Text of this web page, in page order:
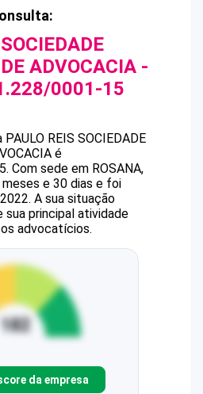
ADVOCACIA -
0001-15
PAULO REIS SOCIEDADE
é
. Com sede em ROSANA,
meses e 30 dias e foi
A sua situação
sua principal atividade
advocatícios.
da empresa